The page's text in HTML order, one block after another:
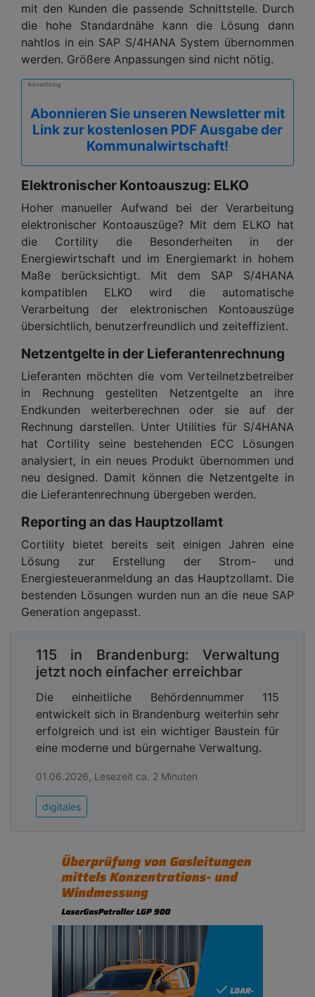
mit den Kunden die passende Schnittstelle. Durch
die hohe Standardnähe kann die Lösung dann
nahtlos in ein SAP S/4HANA System übernommen
werden. Größere Anpassungen sind nicht nötig.
Advertising
Abonnieren Sie unseren Newsletter mit
Link zur kostenlosen PDF Ausgabe der
Kommunalwirtschaft!
Elektronischer Kontoauszug: ELKO
Hoher manueller Aufwand bei der Verarbeitung
elektronischer Kontoauszüge? Mit dem ELKO hat
die Cortility die Besonderheiten in der
Energiewirtschaft und im Energiemarkt in hohem
Maße berücksichtigt. Mit dem SAP S/4HANA
kompatiblen ELKO wird die automatische
Verarbeitung der elektronischen Kontoauszüge
übersichtlich, benutzerfreundlich und zeiteffizient.
Netzentgelte in der Lieferantenrechnung
Lieferanten möchten die vom Verteilnetzbetreiber
in Rechnung gestellten Netzentgelte an ihre
Endkunden weiterberechnen oder sie auf der
Rechnung darstellen. Unter Utilities für S/4HANA
hat Cortility seine bestehenden ECC Lösungen
analysiert, in ein neues Produkt übernommen und
neu designed. Damit können die Netzentgelte in
die Lieferantenrechnung übergeben werden.
Reporting an das Hauptzollamt
Cortility bietet bereits seit einigen Jahren eine
Lösung zur Erstellung der Strom- und
Energiesteueranmeldung an das Hauptzollamt. Die
bestenden Lösungen wurden nun an die neue SAP
Generation angepasst.
115 in Brandenburg: Verwaltung
jetzt noch einfacher erreichbar
Die einheitliche Behördennummer 115
entwickelt sich in Brandenburg weiterhin sehr
erfolgreich und ist ein wichtiger Baustein für
eine moderne und bürgernahe Verwaltung.
01.06.2026, Lesezeit ca. 2 Minuten
digitales